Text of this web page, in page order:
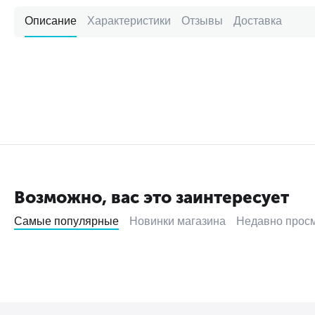
Описание Характеристики Отзывы Доставка
Возможно, вас это заинтересует
Самые популярные Новинки магазина Недавно